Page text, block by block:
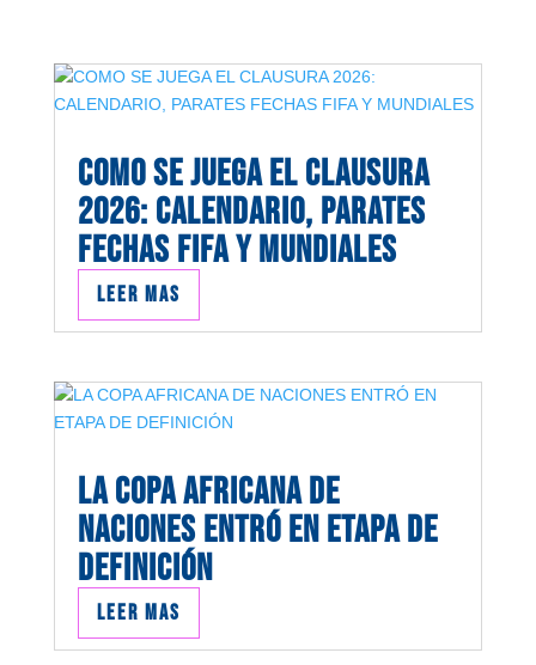
COMO SE JUEGA EL CLAUSURA
2026: CALENDARIO, PARATES
FECHAS FIFA Y MUNDIALES
Leer mas
LA COPA AFRICANA DE
NACIONES ENTRÓ EN ETAPA DE
DEFINICIÓN
Leer mas